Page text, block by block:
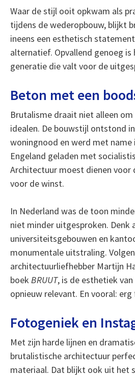
Waar de stijl ooit opkwam als
tijdens de wederopbouw, blijkt
ineens een esthetisch
alternatief. Opvallend genoeg
generatie die valt voor de
Beton met een
Brutalisme draait niet alleen
idealen. De bouwstijl ontstond
woningnood en werd met name
Engeland geladen met
Architectuur moest dienen voor
voor de winst.
In Nederland was de toon
niet minder uitgesproken. Denk
universiteitsgebouwen en
monumentale uitstraling.
architectuurliefhebber Martijn
boek BRUUT, is de esthetiek
opnieuw relevant. En vooral:
Fotogeniek en
Met zijn harde lijnen en
brutalistische architectuur
materiaal. Dat blijkt ook uit het